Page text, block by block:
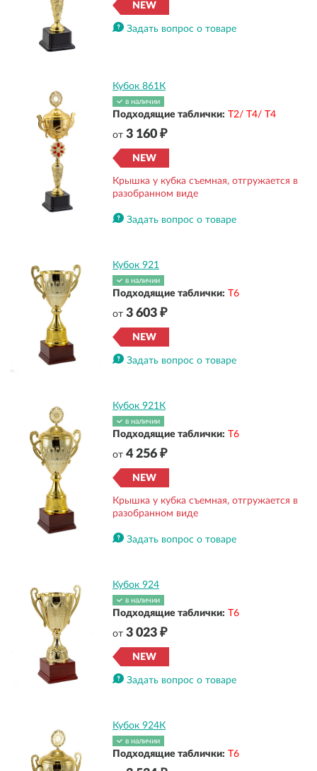
NEW
Задать вопрос о товаре
Кубок 861К
в наличии
Подходящие таблички: Т2/ Т4/ Т4
от3 160 ₽
NEW
Крышка у кубка съемная, отгружается в
разобранном виде
Задать вопрос о товаре
Кубок 921
в наличии
Подходящие таблички: Т6
от3 603 ₽
NEW
Задать вопрос о товаре
Кубок 921К
в наличии
Подходящие таблички: Т6
от4 256 ₽
NEW
Крышка у кубка съемная, отгружается в
разобранном виде
Задать вопрос о товаре
Кубок 924
в наличии
Подходящие таблички: Т6
от3 023 ₽
NEW
Задать вопрос о товаре
Кубок 924К
в наличии
Подходящие таблички: Т6